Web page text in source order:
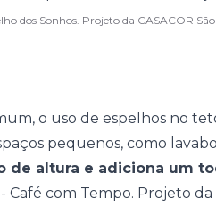
dos Sonhos. Projeto da CASACOR
o uso de espelhos no
pequenos, como
de altura e adiciona um